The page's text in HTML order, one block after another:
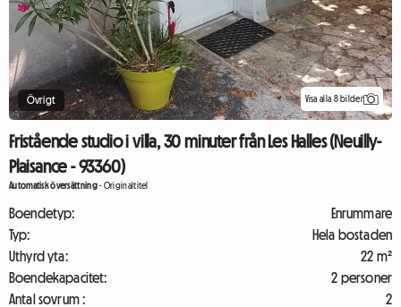
Övrigt Visa alla 8 bilder
Fristående studio i villa, 30 minuter från Les Halles (Neuilly-
Plaisance - 93360)
Automatisk översättning-Originaltitel
Boendetyp:
Enrummare
Typ:
Hela bostaden
Uthyrd yta:
22 m²
Boendekapacitet:
2 personer
Antal sovrum :
2